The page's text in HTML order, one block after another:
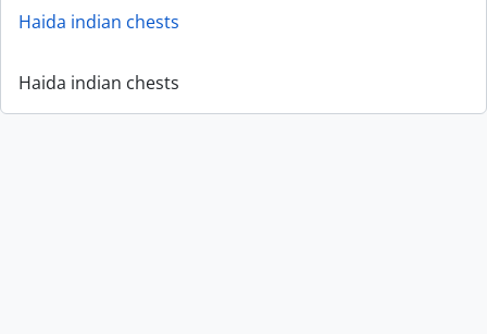
Haida indian chests
Haida indian chests